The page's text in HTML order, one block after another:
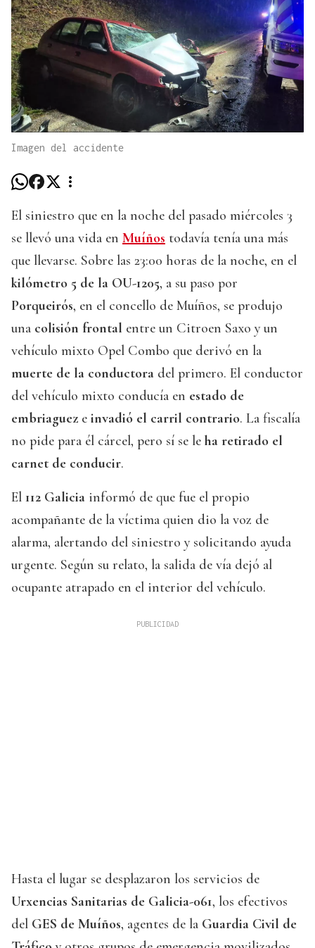
Imagen del accidente
El siniestro que en la noche del pasado miércoles 3
se llevó una vida en Muíños todavía tenía una más
que llevarse. Sobre las 23:00 horas de la noche, en el
kilómetro 5 de la OU-1205, a su paso por
Porqueirós, en el concello de Muíños, se produjo
una colisión frontal entre un Citroen Saxo y un
vehículo mixto Opel Combo que derivó en la
muerte de la conductora del primero. El conductor
del vehículo mixto conducía en estado de
embriaguez e invadió el carril contrario. La fiscalía
no pide para él cárcel, pero sí se le ha retirado el
carnet de conducir.
El 112 Galicia informó de que fue el propio
acompañante de la víctima quien dio la voz de
alarma, alertando del siniestro y solicitando ayuda
urgente. Según su relato, la salida de vía dejó al
ocupante atrapado en el interior del vehículo.
Hasta el lugar se desplazaron los servicios de
Urxencias Sanitarias de Galicia-061, los efectivos
del GES de Muíños, agentes de la Guardia Civil de